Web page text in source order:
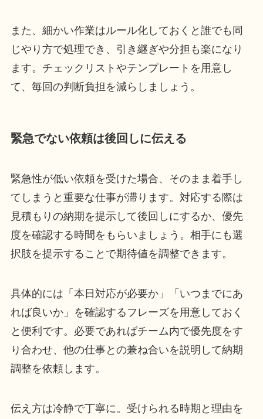
また、細かい作業はルール化しておくと誰でも同
じやり方で処理でき、引き継ぎや分担も楽になり
ます。チェックリストやテンプレートを用意し
て、毎回の判断負担を減らしましょう。
緊急でない依頼は後回しに伝える
緊急性が低い依頼を受けた場合、そのまま着手し
てしまうと重要な仕事が滞ります。対応する際は
見積もりの納期を提示して後回しにするか、優先
度を確認する時間をもらいましょう。相手にも選
択肢を提示することで期待値を調整できます。
具体的には「本日対応が必要か」「いつまでにあ
れば良いか」を確認するフレーズを用意しておく
と便利です。必要であればチーム内で優先度をす
り合わせ、他の仕事との兼ね合いを説明して納期
調整を依頼します。
伝え方は冷静で丁寧に。受けられる時期と理由を